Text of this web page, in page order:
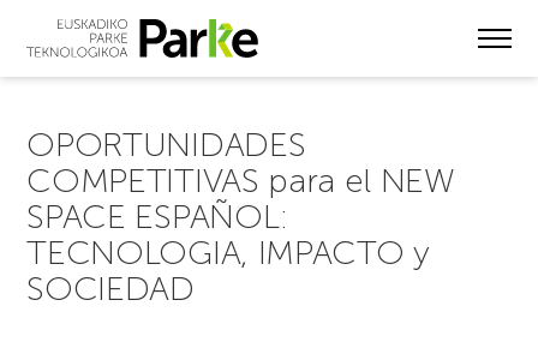
OPORTUNIDADES
COMPETITIVAS para el NEW
SPACE ESPAÑOL:
TECNOLOGIA, IMPACTO y
SOCIEDAD